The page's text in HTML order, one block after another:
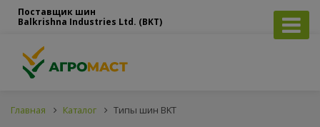
Поставщик шин
Balkrishna Industries Ltd. (BKT)
Главная Каталог Типы шин BKT